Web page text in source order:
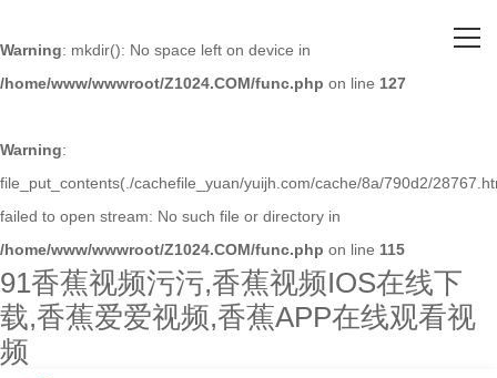
Warning: mkdir(): No space left on device in
/home/www/wwwroot/Z1024.COM/func.php on line 127
Warning:
file_put_contents(./cachefile_yuan/yuijh.com/cache/8a/790d2/
failed to open stream: No such file or directory in
/home/www/wwwroot/Z1024.COM/func.php on line 115
91香蕉视频污污,香蕉视频IOS在线下
载,香蕉爱爱视频,香蕉APP在线观看视
频
关于91香蕉视频污污
主营产品
人才招聘
新闻资讯
联系91香蕉视频污污